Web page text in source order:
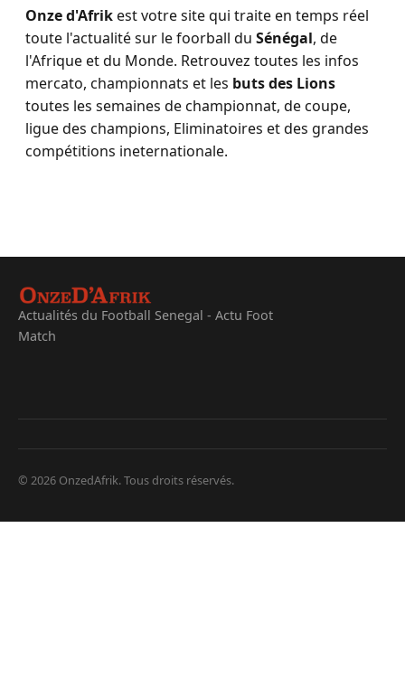
Onze d'Afrikest votre site qui traite en temps réel
toute l'actualité sur le foorball du Sénégal, de
l'Afrique et du Monde. Retrouvez toutes les infos
mercato, championnats et les buts des Lions
toutes les semaines de championnat, de coupe,
ligue des champions, Eliminatoires et des grandes
compétitions ineternationale.
Actualités du Football Senegal - Actu Foot
Match
© 2026 OnzedAfrik. Tous droits réservés.